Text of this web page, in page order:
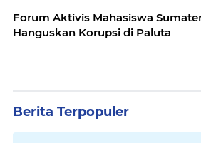
Forum Aktivis Mahasiswa
Hanguskan Korupsi di Paluta
Berita Terpopuler